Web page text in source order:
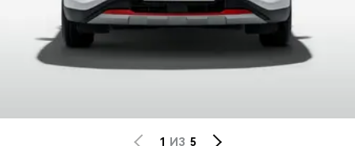
1 ИЗ 5